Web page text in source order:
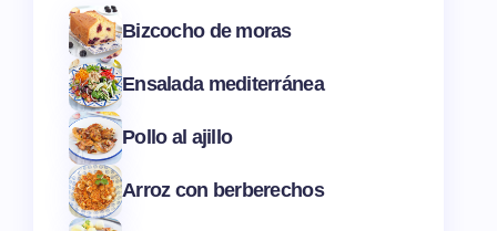
Bizcocho de moras
Ensalada mediterránea
Pollo al ajillo
Arroz con berberechos